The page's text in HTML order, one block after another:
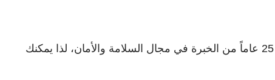
مستشارونا المدربون بشكل خاص مستعدون دائماً لإحاطتك بالهدوء والراحة والحماية. يتمتع فريقنا من الخبراء بأكثر من 25 عاماً من الخبرة في مجال السلامة والأمان، لذا يمكنك